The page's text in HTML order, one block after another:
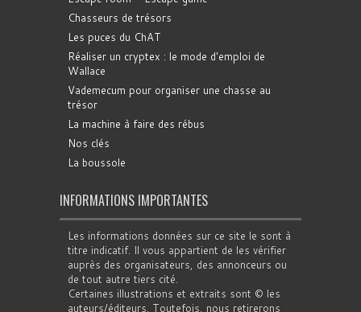
Chasseurs de trésors
Les puces du ChAT
Réaliser un cryptex : le mode d'emploi de
Wallace
Vademecum pour organiser une chasse au
trésor
La machine à faire des rébus
Nos clés
La boussole
INFORMATIONS IMPORTANTES
Les informations données sur ce site le sont à
titre indicatif. Il vous appartient de les vérifier
auprès des organisateurs, des annonceurs ou
de tout autre tiers cité.
Certaines illustrations et extraits sont © les
auteurs/éditeurs. Toutefois, nous retirerons